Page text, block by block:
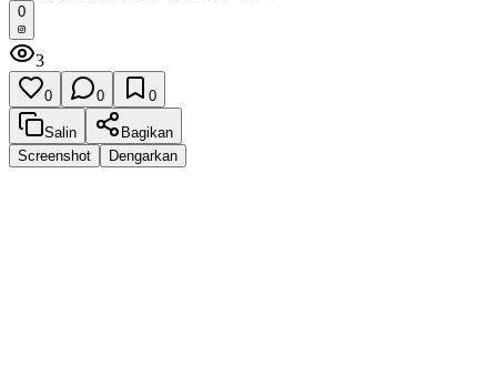
0
3
0 0 0
Salin
Bagikan
Screenshot
Dengarkan